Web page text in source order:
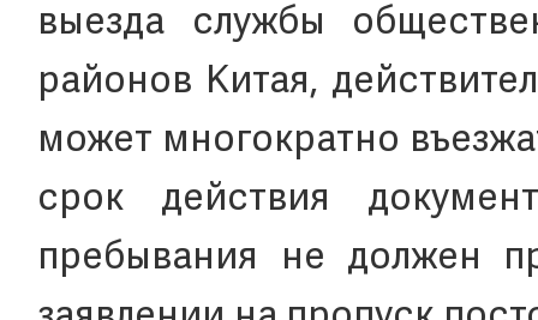
выезда службы
районов Китая,
может многократно
срок действия
пребывания не должен